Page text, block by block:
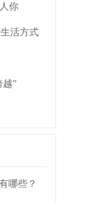
你
活方式
越”
哪些？